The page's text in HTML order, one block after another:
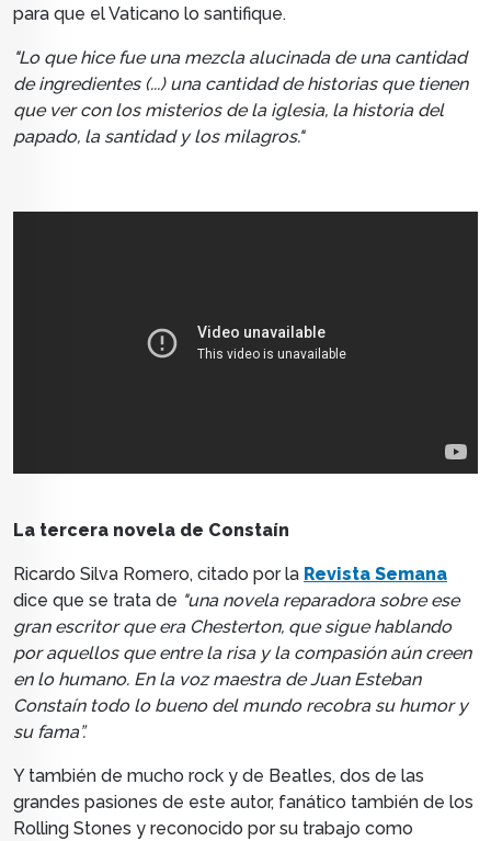
para que el Vaticano lo santifique.
"Lo que hice fue una mezcla alucinada de una cantidad
de ingredientes (...) una cantidad de historias que tienen
que ver con los misterios de la iglesia, la historia del
papado, la santidad y los milagros."
La tercera novela de Constaín
Ricardo Silva Romero, citado por la Revista Semana
dice que se trata de "una novela reparadora sobre ese
gran escritor que era Chesterton, que sigue hablando
por aquellos que entre la risa y la compasión aún creen
en lo humano. En la voz maestra de Juan Esteban
Constaín todo lo bueno del mundo recobra su humor y
su fama”.
Y también de mucho rock y de Beatles, dos de las
grandes pasiones de este autor, fanático también de los
Rolling Stones y reconocido por su trabajo como